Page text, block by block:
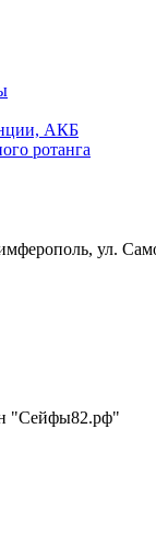
АКБ
ротанга
ул.
"Сейфы82.рф"